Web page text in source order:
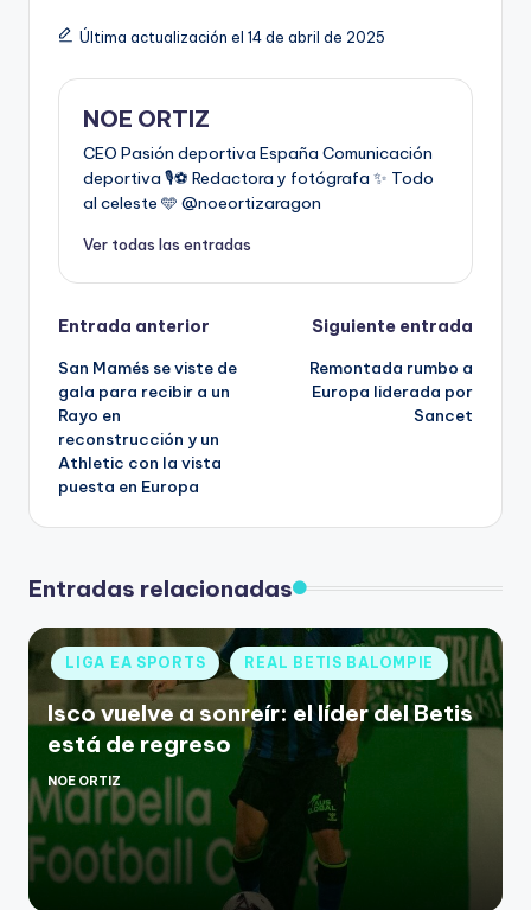
Última actualización el 14 de abril de 2025
NOE ORTIZ
CEO Pasión deportiva España Comunicación
deportiva 🎙️⚽️ Redactora y fotógrafa ✨ Todo
al celeste 🩵 @noeortizaragon
Ver todas las entradas
Entrada anterior
San Mamés se viste de
gala para recibir a un
Rayo en
reconstrucción y un
Athletic con la vista
puesta en Europa
Siguiente entrada
Remontada rumbo a
Europa liderada por
Sancet
Entradas relacionadas
LIGA EA SPORTS REAL BETIS BALOMPIE
Isco vuelve a sonreír: el líder del Betis
está de regreso
NOE ORTIZ